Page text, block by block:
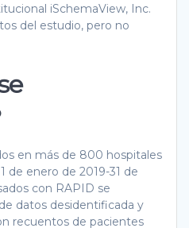
iSchemaView, Inc.
del estudio, pero no
en más de 800 hospitales
de enero de 2019-31 de
con RAPID se
datos desidentificada y
recuentos de pacientes